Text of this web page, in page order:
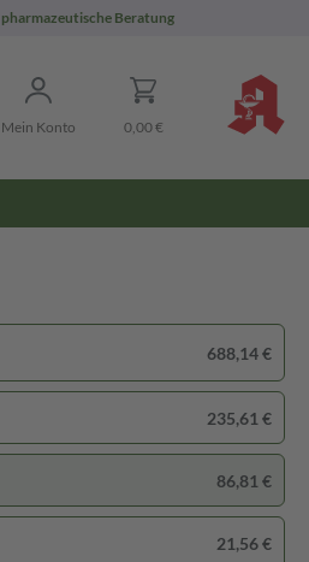
pharmazeutische Beratung
Mein Konto 0,00 €
688,14 €
235,61 €
86,81 €
21,56 €